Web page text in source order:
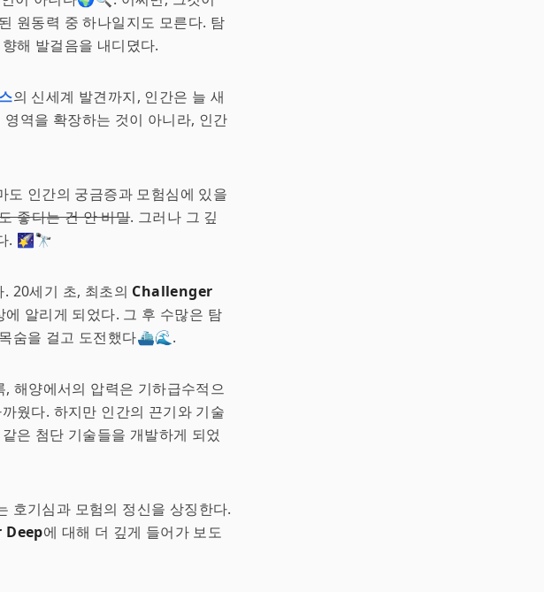
원동력 중 하나일지도 모른다. 탐
해 발걸음을 내디뎠다.
의 신세계 발견까지, 인간은 늘 새
역을 확장하는 것이 아니라, 인간
도 인간의 궁금증과 모험심에 있을
좋다는 건 안 비밀. 그러나 그 깊
. 🌠🔭
20세기 초, 최초의 Challenger
알리게 되었다. 그 후 수많은 탐
숨을 걸고 도전했다⛴️🌊.
해양에서의 압력은 기하급수적으
웠다. 하지만 인간의 끈기와 기술
은 첨단 기술들을 개발하게 되었
호기심과 모험의 정신을 상징한다.
Deep에 대해 더 깊게 들어가 보도